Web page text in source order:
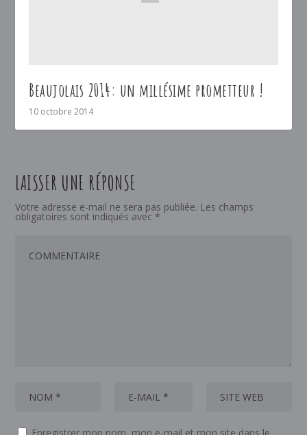
Beaujolais 2014: un millésime prometteur !
10 octobre 2014
LAISSER UNE RÉPONSE
Votre adresse e-mail ne sera pas publiée. Les champs
obligatoires sont indiqués avec *